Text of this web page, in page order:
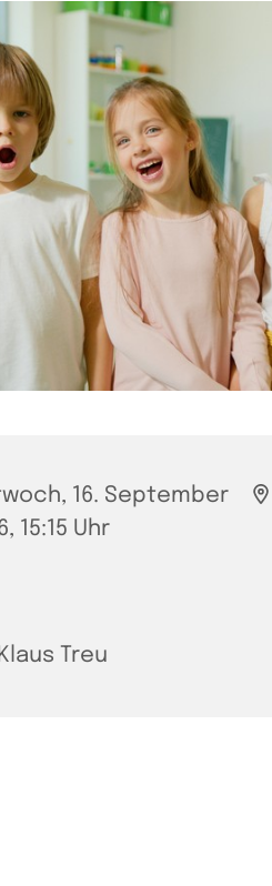
16. September
15:15 Uhr
Treu